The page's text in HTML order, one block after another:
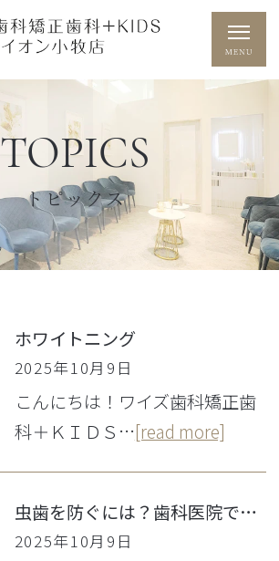
TOPICS
トピックス
ホワイトニング
2025年10月9日
こんにちは！ワイズ歯科矯正歯
科＋ＫＩＤＳ…[read more]
虫歯を防ぐには？歯科医院での予防ケアと自宅でできる虫歯予防法を徹底解説
2025年10月9日